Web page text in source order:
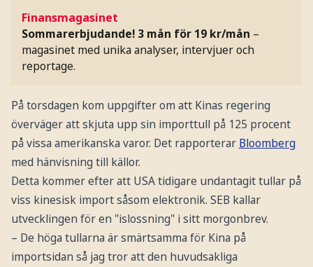
Finansmagasinet
Sommarerbjudande! 3 mån för 19 kr/mån –
magasinet med unika analyser, intervjuer och
reportage.
På torsdagen kom uppgifter om att Kinas regering
överväger att skjuta upp sin importtull på 125 procent
på vissa amerikanska varor. Det rapporterar Bloomberg
med hänvisning till källor.
Detta kommer efter att USA tidigare undantagit tullar på
viss kinesisk import såsom elektronik. SEB kallar
utvecklingen för en "islossning" i sitt morgonbrev.
– De höga tullarna är smärtsamma för Kina på
importsidan så jag tror att den huvudsakliga